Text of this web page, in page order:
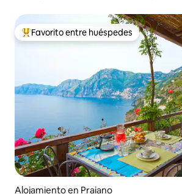
Favorito entre huéspedes preferido
Favorito entre huéspedes
Alojamiento en Praiano